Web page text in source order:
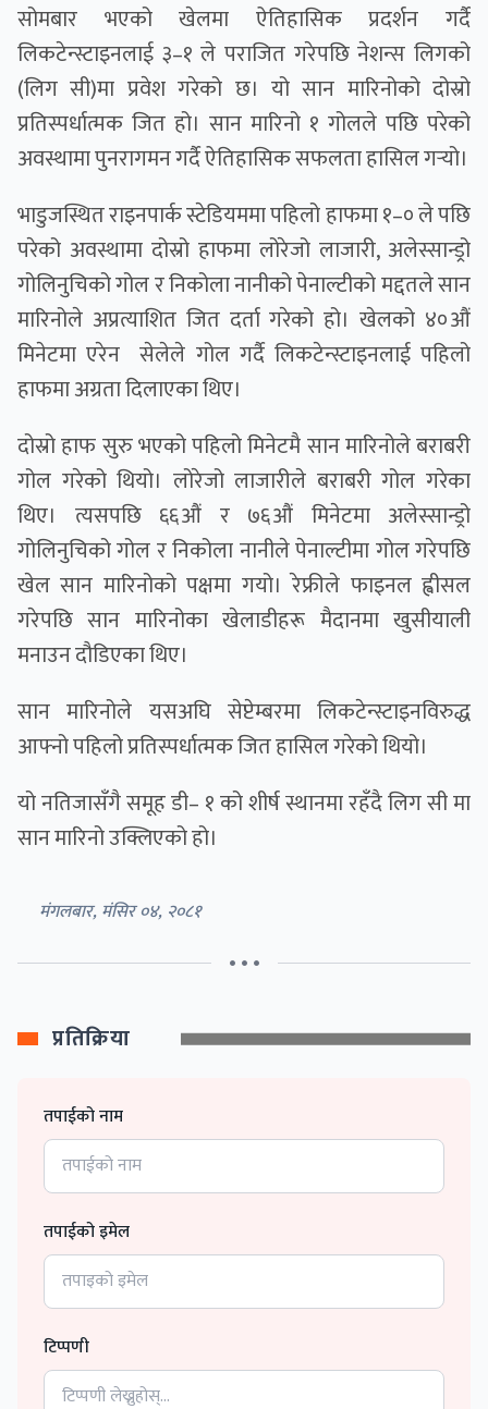
सोमबार भएको खेलमा ऐतिहासिक प्रदर्शन गर्दै
लिकटेन्स्टाइनलाई ३–१ ले पराजित गरेपछि नेशन्स लिगको
(लिग सी)मा प्रवेश गरेको छ। यो सान मारिनोको दोस्रो
प्रतिस्पर्धात्मक जित हो। सान मारिनो १ गोलले पछि परेको
अवस्थामा पुनरागमन गर्दै ऐतिहासिक सफलता हासिल गर्‍यो।
भाडुजस्थित राइनपार्क स्टेडियममा पहिलो हाफमा १–० ले पछि
परेको अवस्थामा दोस्रो हाफमा लोरेजो लाजारी, अलेस्सान्ड्रो
गोलिनुचिको गोल र निकोला नानीको पेनाल्टीको मद्दतले सान
मारिनोले अप्रत्याशित जित दर्ता गरेको हो। खेलको ४०औं
मिनेटमा एरेन सेलेले गोल गर्दै लिकटेन्स्टाइनलाई पहिलो
हाफमा अग्रता दिलाएका थिए।
दोस्रो हाफ सुरु भएको पहिलो मिनेटमै सान मारिनोले बराबरी
गोल गरेको थियो। लोरेजो लाजारीले बराबरी गोल गरेका
थिए। त्यसपछि ६६औं र ७६औं मिनेटमा अलेस्सान्ड्रो
गोलिनुचिको गोल र निकोला नानीले पेनाल्टीमा गोल गरेपछि
खेल सान मारिनोको पक्षमा गयो। रेफ्रीले फाइनल ह्वीसल
गरेपछि सान मारिनोका खेलाडीहरू मैदानमा खुसीयाली
मनाउन दौडिएका थिए।
सान मारिनोले यसअघि सेप्टेम्बरमा लिकटेन्स्टाइनविरुद्ध
आफ्नो पहिलो प्रतिस्पर्धात्मक जित हासिल गरेको थियो।
यो नतिजासँगै समूह डी– १ को शीर्ष स्थानमा रहँदै लिग सी मा
सान मारिनो उक्लिएको हो।
मंगलबार, मंसिर ०४, २०८१
• • •
प्रतिक्रिया
तपाईको नाम
तपाईको इमेल
टिप्पणी